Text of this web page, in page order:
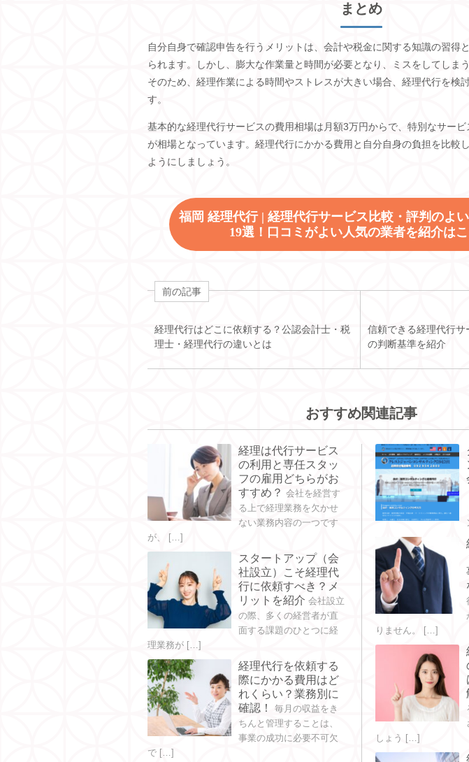
まとめ
自分自身で確認申告を行うメリットは、会計や税金に関する知識の習得
られます。しかし、膨大な作業量と時間が必要となり、ミスをしてしま
そのため、経理作業による時間やストレスが大きい場合、経理代行を検
す。
基本的な経理代行サービスの費用相場は月額3万円からで、特別なサー
が相場となっています。経理代行にかかる費用と自分自身の負担を比較
ようにしましょう。
福岡 経理代行 | 経理代行サービス比較・評判のよ
19選！口コミがよい人気の業者を紹介は
前の記事
経理代行はどこに依頼する？公認会計士・税
理士・経理代行の違いとは
信頼できる経理代行
の判断基準を紹介
おすすめ関連記事
経理は代行サービス
の利用と専任スタッ
フの雇用どちらがお
すすめ？ 会社を経営す
る上で経理業務を欠かせ
ない業務内容の一つです
が、 […]
スタートアップ（会
社設立）こそ経理代
行に依頼すべき？メ
リットを紹介 会社設立
の際、多くの経営者が直
面する課題のひとつに経
理業務が […]
経理代行を依頼する
際にかかる費用はど
れくらい？業務別に
確認！
毎月の収益をき
ちんと管理することは、
事業の成功に必要不可欠
で […]
りません。 […]
しょう […]